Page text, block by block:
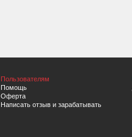
Пользователям
Помощь
Оферта
Написать отзыв и зарабатывать